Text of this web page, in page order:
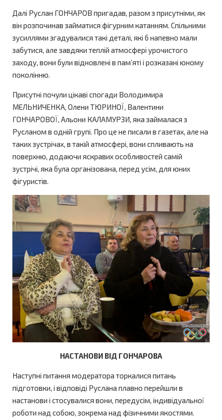
Далі Руслан ГОНЧАРОВ пригадав, разом з присутніми, як
він розпочинав займатися фігурним катанням. Спільними
зусиллями згадувалися такі деталі, які б напевно мали
забутися, але завдяки теплій атмосфері урочистого
заходу, вони були відновлені в пам’яті і розказані юному
поколінню.
Присутні почули цікаві спогади Володимира
МЕЛЬНИЧЕНКА, Олени ТЮРИНОЇ, Валентини
ГОНЧАРОВОЇ, Альони КАЛАМУРЗИ, яка займалася з
Русланом в одній групі. Про це не писали в газетах, але на
таких зустрічах, в такій атмосфері, вони спливають на
поверхню, додаючи яскравих особливостей самій
зустрічі, яка була організована, перед усім, для юних
фігуристів.
НАСТАНОВИ ВІД ГОНЧАРОВА
Наступні питання модератора торкалися питань
підготовки, і відповіді Руслана плавно перейшли в
настанови і стосувалися вони, передусім, індивідуальної
роботи над собою, зокрема над фізичними якостями.